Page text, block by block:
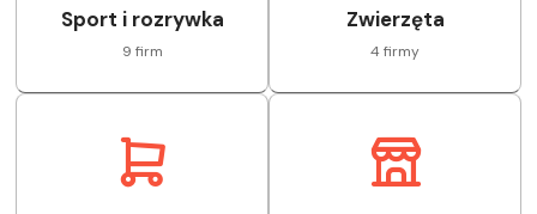
Sport i rozrywka
9 firm
Zwierzęta
4 firmy